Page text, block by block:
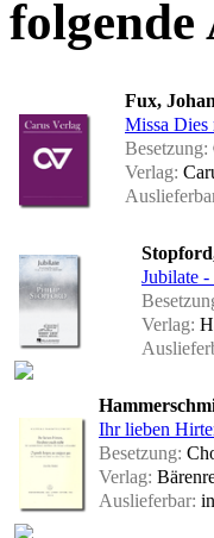
Fux,
Missa Dies
Besetzung:
Verlag:
Jubilate
Verlag:
Ihr lieben
Besetzung:
Verlag:
Auslieferbar: